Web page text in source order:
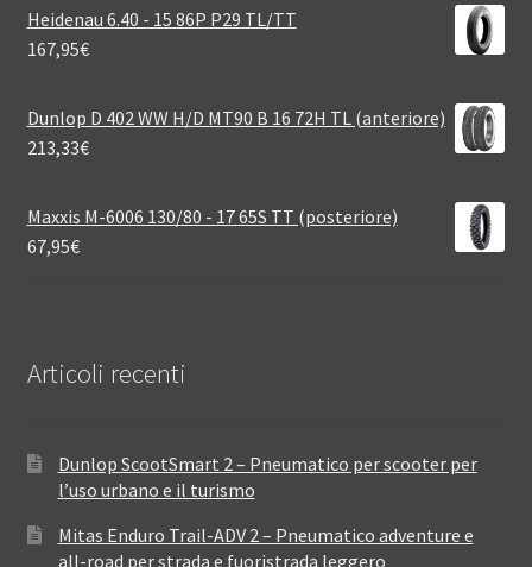
Heidenau 6.40 - 15 86P P29 TL/TT
167,95€
Dunlop D 402 WW H/D MT90 B 16 72H TL (anteriore)
213,33€
Maxxis M-6006 130/80 - 17 65S TT (posteriore)
67,95€
Articoli recenti
Dunlop ScootSmart 2 – Pneumatico per scooter per
l’uso urbano e il turismo
Mitas Enduro Trail-ADV 2 – Pneumatico adventure e
all-road per strada e fuoristrada leggero